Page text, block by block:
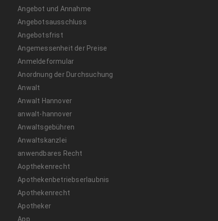
Angebot und Annahme
Angebotsausschluss
Angebotsfrist
Angemessenheit der Preise
Anmeldeformular
Anordnung der Durchsuchung
Anwalt
Anwalt Hannover
anwalt-hannover
Anwaltsgebühren
Anwaltskanzlei
anwendbares Recht
Aopthekenrecht
Apothekenbetriebserlaubnis
Apothekenrecht
Apotheker
App